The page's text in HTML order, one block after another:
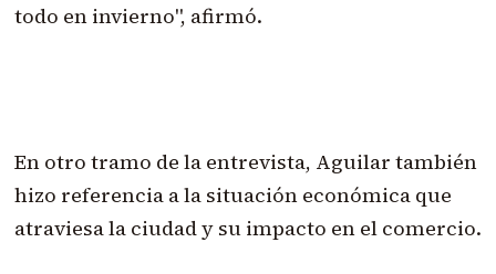
todo en invierno", afirmó.
En otro tramo de la entrevista, Aguilar también
hizo referencia a la situación económica que
atraviesa la ciudad y su impacto en el comercio.